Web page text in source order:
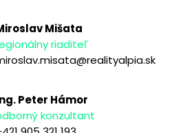
Mišata
riaditeľ
Peter Hámor
konzultant